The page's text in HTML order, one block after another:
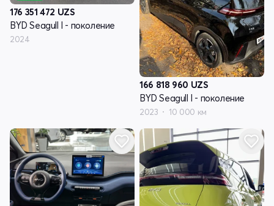
176 351 472 UZS
BYD Seagull I - поколение
2024
166 818 960 UZS
BYD Seagull I - поколение
2023 10 000 км